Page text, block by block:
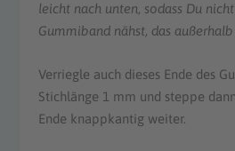
leicht nach unten, sodass Du
Gummiband nähst, das
Verriegle auch dieses Ende des
Stichlänge 1 mm und steppe
Ende knappkantig weiter.